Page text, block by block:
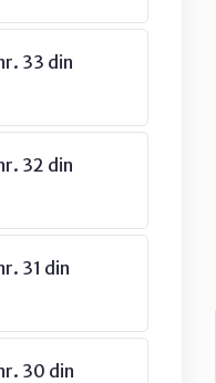
33 din
32 din
31 din
30 din